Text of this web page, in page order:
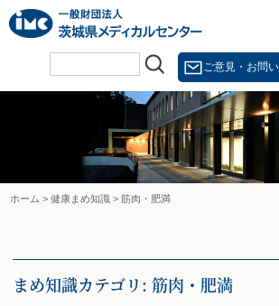
Skip
to
content
ご意見・お問
ホーム > 健康まめ知識 > 筋肉・肥満
まめ知識カテゴリ: 筋肉・肥満